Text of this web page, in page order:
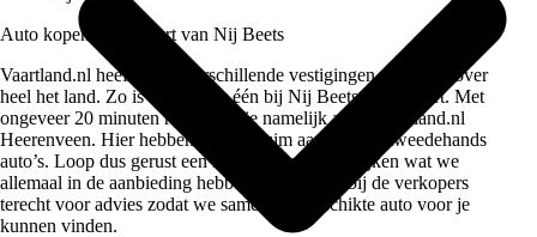
Auto kopen in de buurt van Nij Beets
Vaartland.nl heeft wel 5 verschillende vestigingen verspreid over
heel het land. Zo is er dus ook één bij Nij Beets in de buurt. Met
ongeveer 20 minuten rijden ben je namelijk al bij Vaartland.nl
Heerenveen. Hier hebben we een ruim aanbod aan tweedehands
auto’s. Loop dus gerust een keer binnen om te kijken wat we
allemaal in de aanbieding hebben. Je kan ook bij de verkopers
terecht voor advies zodat we samen een geschikte auto voor je
kunnen vinden.